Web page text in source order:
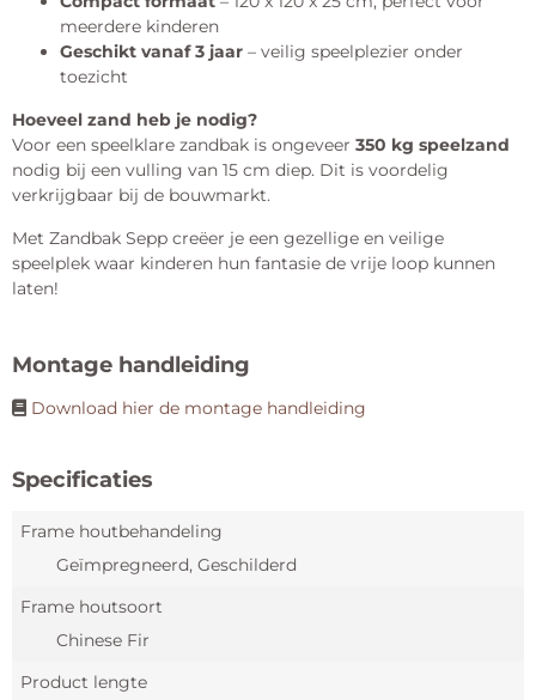
meerdere kinderen
Geschikt vanaf 3 jaar – veilig speelplezier onder
toezicht
Hoeveel zand heb je nodig?
Voor een speelklare zandbak is ongeveer 350 kg speelzand
nodig bij een vulling van 15 cm diep. Dit is voordelig
verkrijgbaar bij de bouwmarkt.
Met Zandbak Sepp creëer je een gezellige en veilige
speelplek waar kinderen hun fantasie de vrije loop kunnen
laten!
Montage handleiding
Download hier de montage handleiding
Specificaties
Frame houtbehandeling
Geïmpregneerd, Geschilderd
Frame houtsoort
Chinese Fir
Product lengte